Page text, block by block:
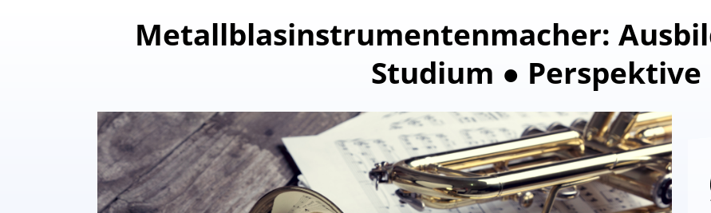
Metallblasinstrumentenmacher:
Studium ● Perspektive